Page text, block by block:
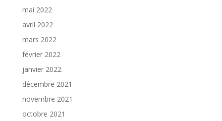
mai 2022
avril 2022
mars 2022
février 2022
janvier 2022
décembre 2021
novembre 2021
octobre 2021